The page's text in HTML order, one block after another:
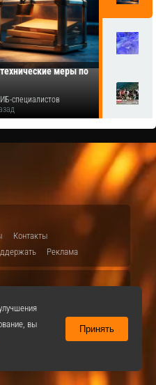
меры по
специалистов
Контакты
Реклама
вы
Принять